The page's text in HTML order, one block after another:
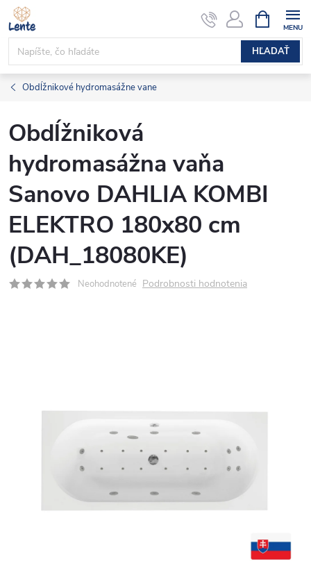
Prejsť
na
obsah
HĽADAŤ
KOŠÍK
Obdĺžnikové hydromasážne vane
Obdĺžniková
hydromasážna vaňa
Sanovo DAHLIA KOMBI
ELEKTRO 180x80 cm
(DAH_18080KE)
Neohodnotené Podrobnosti hodnotenia